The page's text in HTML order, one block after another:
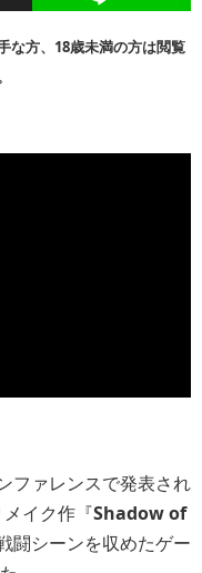
な方、18歳未満の方は閲覧
ファレンスで発表され
イク作『Shadow of
闘シーンを収めたゲー